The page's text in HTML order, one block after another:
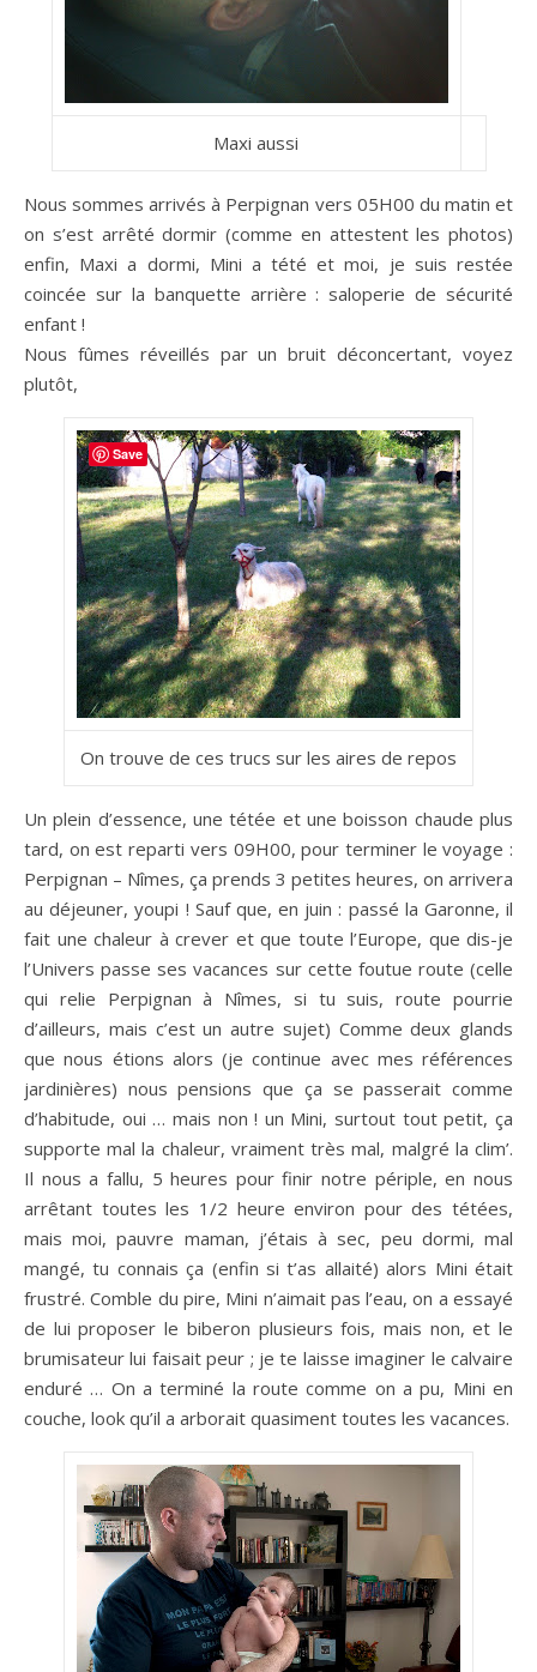
Maxi aussi
Nous sommes arrivés à Perpignan vers 05H00 du matin et
on s’est arrêté dormir (comme en attestent les photos)
enfin, Maxi a dormi, Mini a tété et moi, je suis restée
coincée sur la banquette arrière : saloperie de sécurité
enfant !
Nous fûmes réveillés par un bruit déconcertant, voyez
plutôt,
On trouve de ces trucs sur les aires de repos
Un plein d’essence, une tétée et une boisson chaude plus
tard, on est reparti vers 09H00, pour terminer le voyage :
Perpignan – Nîmes, ça prends 3 petites heures, on arrivera
au déjeuner, youpi ! Sauf que, en juin : passé la Garonne, il
fait une chaleur à crever et que toute l’Europe, que dis-je
l’Univers passe ses vacances sur cette foutue route (celle
qui relie Perpignan à Nîmes, si tu suis, route pourrie
d’ailleurs, mais c’est un autre sujet) Comme deux glands
que nous étions alors (je continue avec mes références
jardinières) nous pensions que ça se passerait comme
d’habitude, oui … mais non ! un Mini, surtout tout petit, ça
supporte mal la chaleur, vraiment très mal, malgré la clim’.
Il nous a fallu, 5 heures pour finir notre périple, en nous
arrêtant toutes les 1/2 heure environ pour des tétées,
mais moi, pauvre maman, j’étais à sec, peu dormi, mal
mangé, tu connais ça (enfin si t’as allaité) alors Mini était
frustré. Comble du pire, Mini n’aimait pas l’eau, on a essayé
de lui proposer le biberon plusieurs fois, mais non, et le
brumisateur lui faisait peur ; je te laisse imaginer le calvaire
enduré … On a terminé la route comme on a pu, Mini en
couche, look qu’il a arborait quasiment toutes les vacances.
Save